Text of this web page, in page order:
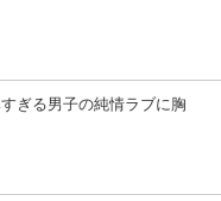
ぎる男子の純情ラブに胸